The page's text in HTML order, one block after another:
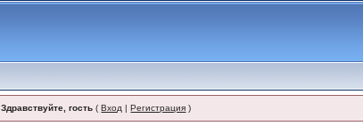
Здравствуйте, гость (Вход |Регистрация )